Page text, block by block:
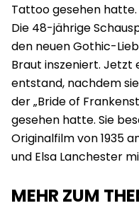
Tattoo gesehen hatte.
Die 48-jährige
den neuen Gothic-
Braut inszeniert. Jetzt
entstand, nachdem
der „Bride of
gesehen hatte. Sie
Originalfilm von 1935
und Elsa Lanchester
MEHR ZUM